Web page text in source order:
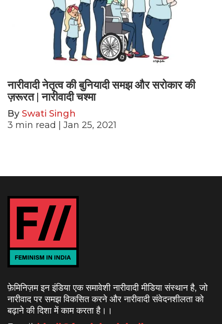
नारीवादी नेतृत्व की बुनियादी समझ और सरोकार की
ज़रूरत | नारीवादी चश्मा
By Swati Singh
3 min read | Jan 25, 2021
फ़ेमिनिज़म इन इंडिया एक समावेशी नारीवादी मीडिया संस्थान है, जो
नारीवाद पर समझ विकसित करने और नारीवादी संवेदनशीलता को
बढ़ाने की दिशा में काम करता है। ।